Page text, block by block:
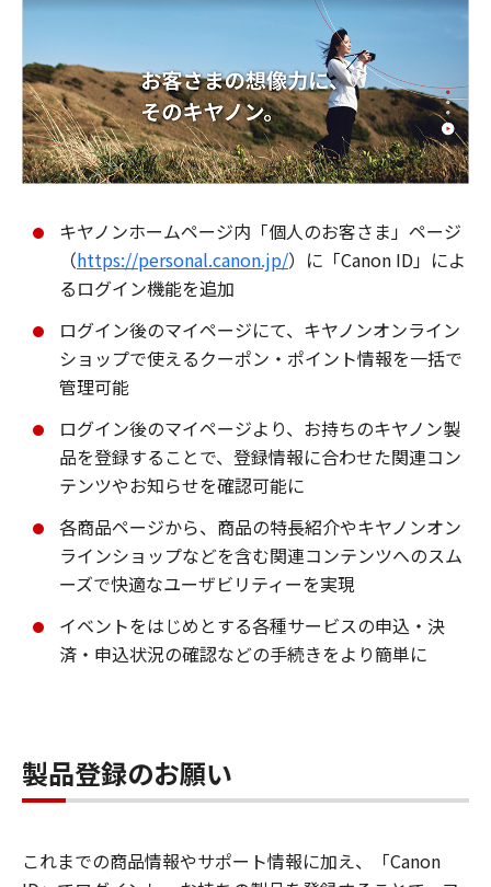
キヤノンホームページ内「個人のお客さま」ページ
（https://personal.canon.jp/）に「Canon ID」によ
るログイン機能を追加
ログイン後のマイページにて、キヤノンオンライン
ショップで使えるクーポン・ポイント情報を一括で
管理可能
ログイン後のマイページより、お持ちのキヤノン製
品を登録することで、登録情報に合わせた関連コン
テンツやお知らせを確認可能に
各商品ページから、商品の特長紹介やキヤノンオン
ラインショップなどを含む関連コンテンツへのスム
ーズで快適なユーザビリティーを実現
イベントをはじめとする各種サービスの申込・決
済・申込状況の確認などの手続きをより簡単に
製品登録のお願い
これまでの商品情報やサポート情報に加え、「Canon